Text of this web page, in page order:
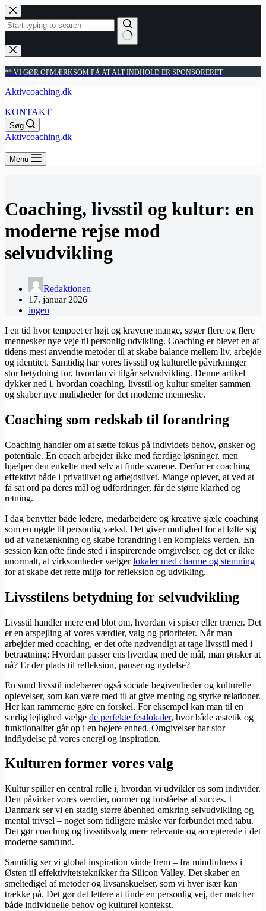
Fortsæt
til
indhold
Ingen
resultater
** VI GØR OPMÆRKSOM PÅ AT ALT INDHOLD ER SPONSORERET
Aktivcoaching.dk
KONTAKT
Søg
Aktivcoaching.dk
Menu
Coaching, livsstil og kultur: en
moderne rejse mod
selvudvikling
Redaktionen
17. januar 2026
ingen
I en tid hvor tempoet er højt og kravene mange, søger flere og flere
mennesker nye veje til personlig udvikling. Coaching er blevet en af
tidens mest anvendte metoder til at skabe balance mellem liv, arbejde
og identitet. Samtidig har vores livsstil og kulturelle påvirkninger
stor betydning for, hvordan vi tilgår selvudvikling. Denne artikel
dykker ned i, hvordan coaching, livsstil og kultur smelter sammen
og skaber nye muligheder for det moderne menneske.
Coaching som redskab til forandring
Coaching handler om at sætte fokus på individets behov, ønsker og
potentiale. En coach arbejder ikke med færdige løsninger, men
hjælper den enkelte med selv at finde svarene. Derfor er coaching
effektivt både i privatlivet og arbejdslivet. Mange oplever, at ved at
få sat ord på deres mål og udfordringer, får de større klarhed og
retning.
I dag benytter både ledere, medarbejdere og kreative sjæle coaching
som en nøgle til personlig vækst. Det giver mulighed for at løfte sig
ud af vanetænkning og skabe forandring i en kompleks verden. En
session kan ofte finde sted i inspirerende omgivelser, og det er ikke
unormalt, at virksomheder vælgerlokaler med charme og stemning
for at skabe det rette miljø for refleksion og udvikling.
Livsstilens betydning for selvudvikling
Livsstil handler mere end blot om, hvordan vi spiser eller træner. Det
er en afspejling af vores værdier, valg og prioriteter. Når man
arbejder med coaching, er det ofte nødvendigt at tage livsstil med i
betragtning: Hvordan passer ens hverdag med de mål, man ønsker at
nå? Er der plads til refleksion, pauser og nydelse?
En sund livsstil indebærer også sociale begivenheder og kulturelle
oplevelser, som kan være med til at give mening og styrke relationer.
Her kan rammerne gøre en forskel. For eksempel kan man til en
særlig lejlighed vælge de perfekte festlokaler, hvor både æstetik og
funktionalitet går op i en højere enhed. Omgivelser har stor
indflydelse på vores energi og inspiration.
Kulturen former vores valg
Kultur spiller en central rolle i, hvordan vi udvikler os som individer.
Den påvirker vores værdier, normer og forståelse af succes. I
Danmark ser vi en stadig større åbenhed omkring selvudvikling og
mental trivsel – noget som tidligere måske var forbundet med tabu.
Det gør coaching og livsstilsvalg mere relevante og accepterede i det
moderne samfund.
Samtidig ser vi global inspiration vinde frem – fra mindfulness i
Østen til effektivitetsteknikker fra Silicon Valley. Det skaber en
smeltedigel af metoder og livsanskuelser, som vi hver især kan
trække på. Det gør det lettere at finde en personlig vej, der matcher
både individuelle behov og kulturel kontekst.